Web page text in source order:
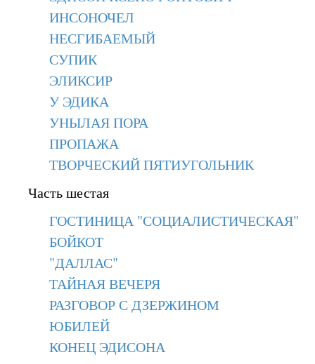
ИНСОНОЧЕЛ
НЕСГИБАЕМЫЙ
СУПИК
ЭЛИКСИР
У ЭДИКА
УНЫЛАЯ ПОРА
ПРОПАЖА
ТВОРЧЕСКИЙ ПЯТИУГОЛЬНИК
Часть шестая
ГОСТИНИЦА "СОЦИАЛИСТИЧЕСКАЯ"
БОЙКОТ
"ДАЛЛАС"
ТАЙНАЯ ВЕЧЕРЯ
РАЗГОВОР С ДЗЕРЖИНОМ
ЮБИЛЕЙ
КОНЕЦ ЭДИСОНА